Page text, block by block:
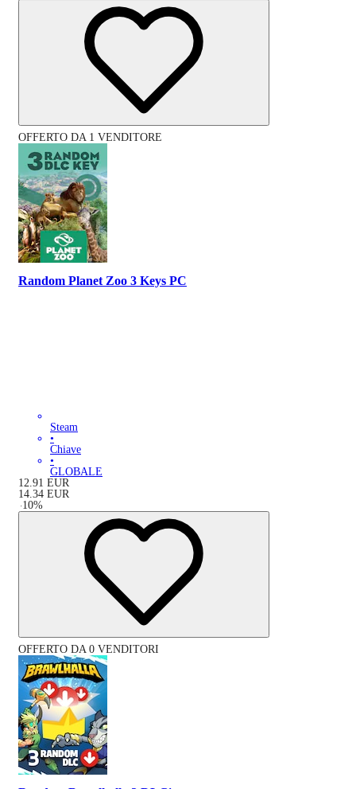
OFFERTO DA 1 VENDITORE
Random Planet Zoo 3 Keys PC
Steam
•
Chiave
•
GLOBALE
12.91 EUR
14.34 EUR
-10%
OFFERTO DA 0 VENDITORI